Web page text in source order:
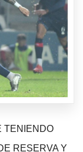
TENIENDO
RESERVA Y